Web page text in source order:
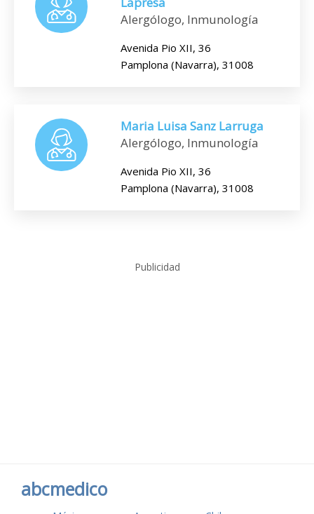
Alergólogo, Inmunología
Avenida Pio XII, 36
Pamplona (Navarra), 31008
Maria Luisa Sanz Larruga
Alergólogo, Inmunología
Avenida Pio XII, 36
Pamplona (Navarra), 31008
Publicidad
abcmedico